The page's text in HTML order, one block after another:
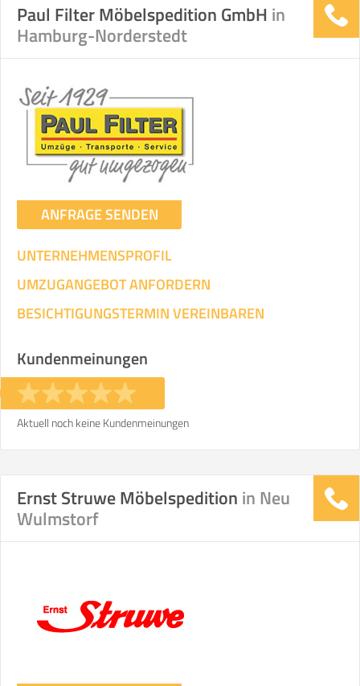
Paul Filter Möbelspedition GmbH in
Hamburg-Norderstedt
ANFRAGE SENDEN
UNTERNEHMENSPROFIL
UMZUGANGEBOT ANFORDERN
BESICHTIGUNGSTERMIN VEREINBAREN
Kundenmeinungen
Aktuell noch keine Kundenmeinungen
Ernst Struwe Möbelspedition in Neu
Wulmstorf